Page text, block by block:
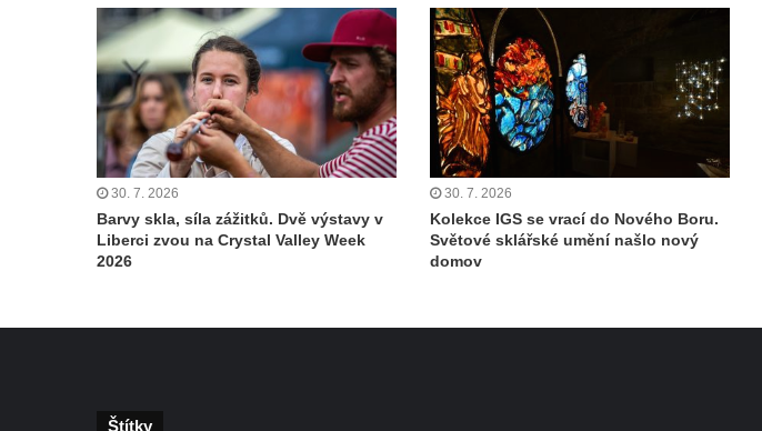
30. 7. 2026
Barvy skla, síla zážitků. Dvě výstavy v
Liberci zvou na Crystal Valley Week
2026
30. 7. 2026
Kolekce IGS se vrací do Nového Boru.
Světové sklářské umění našlo nový
domov
Štítky